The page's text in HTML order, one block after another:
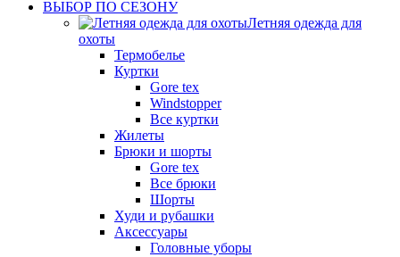
ВЫБОР ПО СЕЗОНУ
Летняя одежда для
охоты
Термобелье
Куртки
Gore tex
Windstopper
Все куртки
Жилеты
Брюки и шорты
Gore tex
Все брюки
Шорты
Худи и рубашки
Аксессуары
Головные уборы